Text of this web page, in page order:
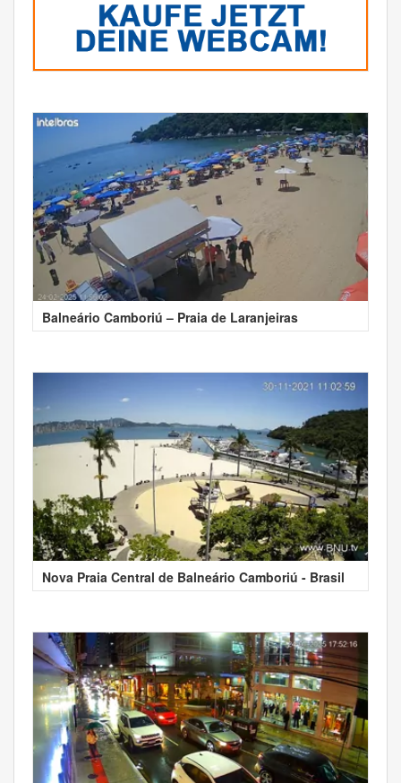
Balneário Camboriú – Praia de Laranjeiras
Nova Praia Central de Balneário Camboriú - Brasil